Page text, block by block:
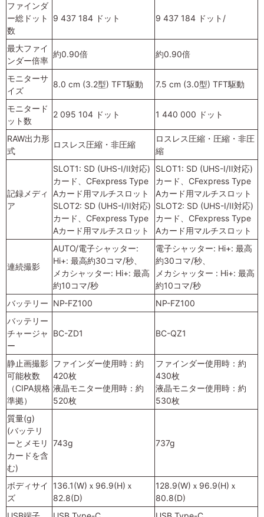
ファインダ
ー総ドット
数
9 437 184 ドット 9 437 184 ドット/
最大ファイ
ンダー倍率
約0.90倍 約0.90倍
モニターサ
イズ
8.0 cm (3.2型) TFT駆動 7.5 cm (3.0型) TFT駆動
モニタード
ット数
2 095 104 ドット 1 440 000 ドット
RAW出力形
式
ロスレス圧縮・非圧縮
ロスレス圧縮・圧縮・非圧
縮
記録メディ
ア
SLOT1: SD (UHS-I/II対応)
カード、CFexpress Type
Aカード用マルチスロット
SLOT2: SD (UHS-I/II対応)
カード、CFexpress Type
Aカード用マルチスロット
SLOT1: SD (UHS-I/II対応)
カード、CFexpress Type
Aカード用マルチスロット
SLOT2: SD (UHS-I/II対応)
カード、CFexpress Type
Aカード用マルチスロット
連続撮影
AUTO/電子シャッター:
Hi+: 最高約30コマ/秒、
メカシャッター: Hi+: 最高
約10コマ/秒
電子シャッター: Hi+: 最高
約30コマ/秒、
メカシャッター : Hi+: 最高
約10コマ/秒
バッテリー NP-FZ100
NP-FZ100
バッテリー
チャージャ
ー
BC-ZD1 BC-QZ1
静止画撮影
可能枚数
（CIPA規格
準拠）
ファインダー使用時：約
420枚
液晶モニター使用時：約
520枚
ファインダー使用時：約
430枚
液晶モニター使用時：約
530枚
質量(g)
(バッテリ
ーとメモリ
カードを含
む)
743g 737g
ボディサイ
ズ
136.1(W)ｘ96.9(H)ｘ
82.8(D)
128.9(W)ｘ96.9(H)ｘ
80.8(D)